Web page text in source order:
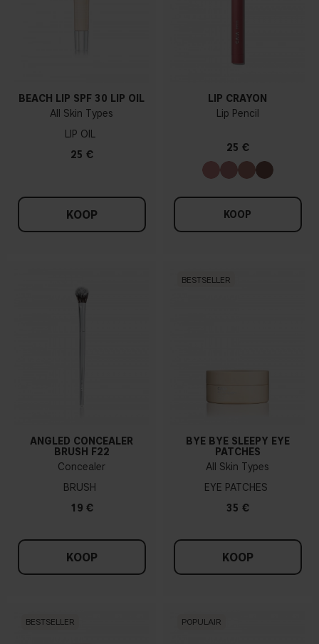
BEACH LIP SPF 30 LIP OIL
All Skin Types
LIP OIL
25 €
KOOP
LIP CRAYON
Lip Pencil
25 €
KOOP
ANGLED CONCEALER
BRUSH F22
Concealer
BRUSH
19 €
KOOP
BESTSELLER
BYE BYE SLEEPY EYE
PATCHES
All Skin Types
EYE PATCHES
35 €
KOOP
BESTSELLER POPULAIR